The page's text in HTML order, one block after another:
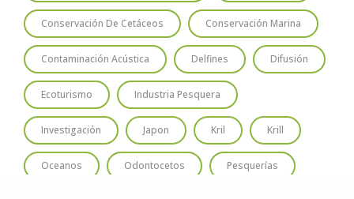
Conservación De Cetáceos Conservación Marina
Contaminación Acústica Delfines Difusión
Ecoturismo Industria Pesquera
Investigación Japon Kril Krill
Oceanos Odontocetos Pesquerías